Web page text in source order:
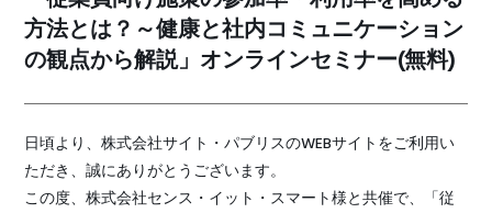
方法とは？～健康と社内コミュニケーション
の観点から解説」オンラインセミナー(無料)
日頃より、株式会社サイト・パブリスのWEBサイトをご利用い
ただき、誠にありがとうございます。
この度、株式会社センス・イット・スマート様と共催で、
「従